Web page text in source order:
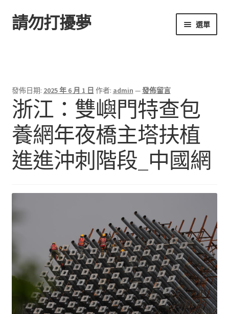
跳
至
跳
至
請勿打擾夢 選單
發佈日期: 2025 年 6 月 1 日 作者: admin —發佈留言
浙江：雙嶼門特查包
養網年夜橋主塔扶植
進進沖刺階段_中國網